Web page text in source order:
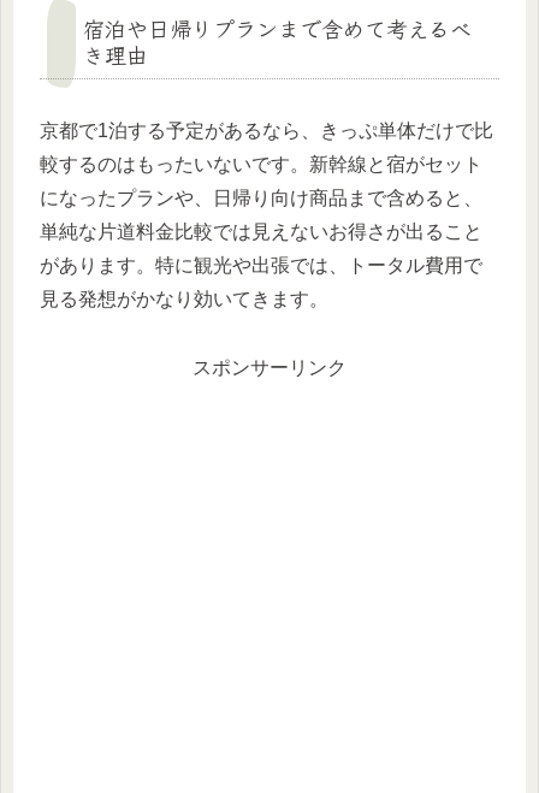
宿泊や日帰りプランまで含めて考えるべ
き理由
京都で1泊する予定があるなら、きっぷ単体だけで比
較するのはもったいないです。新幹線と宿がセット
になったプランや、日帰り向け商品まで含めると、
単純な片道料金比較では見えないお得さが出ること
があります。特に観光や出張では、トータル費用で
見る発想がかなり効いてきます。
スポンサーリンク